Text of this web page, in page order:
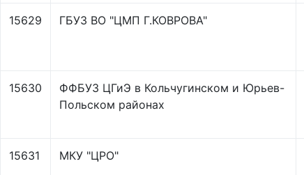
15629 ГБУЗ ВО "ЦМП Г.КОВРОВА"
15630
ФФБУЗ ЦГиЭ в Кольчугинском и Юрьев-
Польском районах
15631 МКУ "ЦРО"